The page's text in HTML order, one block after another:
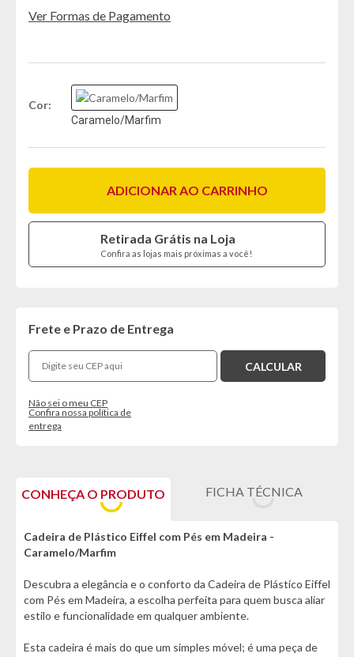
Ver Formas de Pagamento
Cor
Caramelo/Marfim
ADICIONAR AO CARRINHO
Retirada Grátis na Loja
Confira as lojas mais próximas a você!
Frete e Prazo de Entrega
Não sei o meu CEP
Confira nossa política de
entrega
CONHEÇA O PRODUTO FICHA TÉCNICA
Cadeira de Plástico Eiffel com Pés em Madeira -
Caramelo/Marfim
Descubra a elegância e o conforto da Cadeira de Plástico Eiffel
com Pés em Madeira, a escolha perfeita para quem busca aliar
estilo e funcionalidade em qualquer ambiente.
Esta cadeira é mais do que um simples móvel; é uma peça de